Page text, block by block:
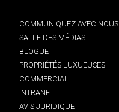
COMMUNIQUEZ AVEC NOUS
SALLE DES MÉDIAS
BLOGUE
PROPRIÉTÉS LUXUEUSES
COMMERCIAL
INTRANET
AVIS JURIDIQUE